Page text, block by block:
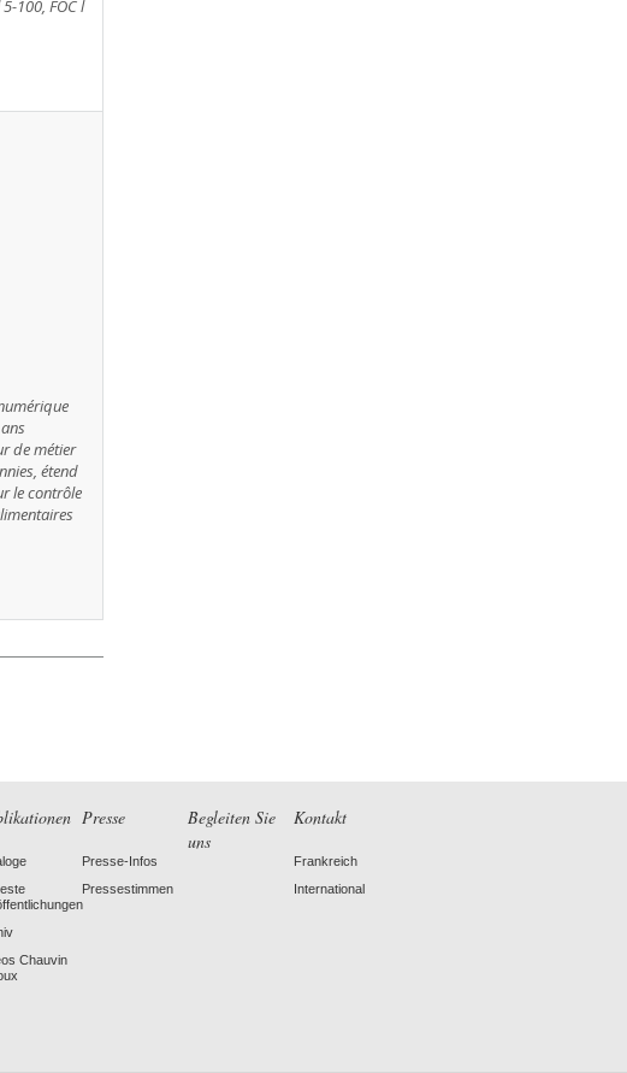
100, FOC l
de métier
étend
le contrôle
Chauvin
Presse
Presse-Infos
Pressestimmen
Begleiten Sie
uns
Kontakt
Frankreich
International